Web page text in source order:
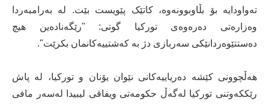
تەواودایە بۆ بڵاوبوونەوە، کاتێک پێویست بێت. لە بەرامبەردا
وەزارەتی دەرەوەی تورکیا گوتی: "رێگەنادەین هیچ
دەستتێوەردانێکی سەربازی دژ بە کەشتییەکانمان بکرێت".
هەڵچوونی کێشە دەریاییەکانی نێوان یۆنان و تورکیا، لە پاش
رێککەوتنی تورکیا لەگەڵ حکومەتی ویفاقی لیبیدا لەسەر مافی